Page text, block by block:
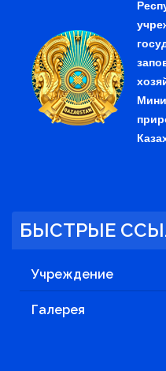
БЫСТРЫЕ
Учреждение
Галерея